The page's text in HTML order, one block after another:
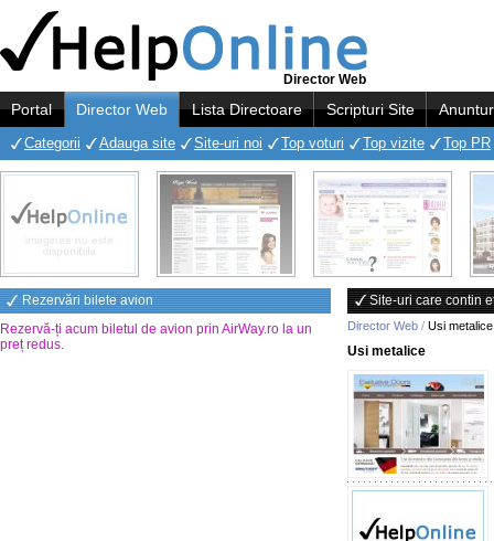
Director Web
Portal Director Web Lista Directoare Scripturi Site
Categorii Adauga site Site-uri noi Top voturi Top vizite Top PR
Rezervări bilete avion
Rezervă-ți acum biletul de avion prin AirWay.ro la un
preț redus.
Site-uri care contin
Director Web / Usi metalice
Usi metalice